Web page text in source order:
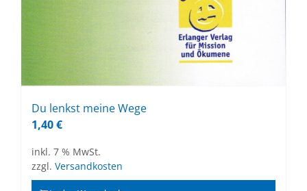
Du lenkst mei­ne Wege
1,40€
inkl. 7 % MwSt.
zzgl. Versandkosten